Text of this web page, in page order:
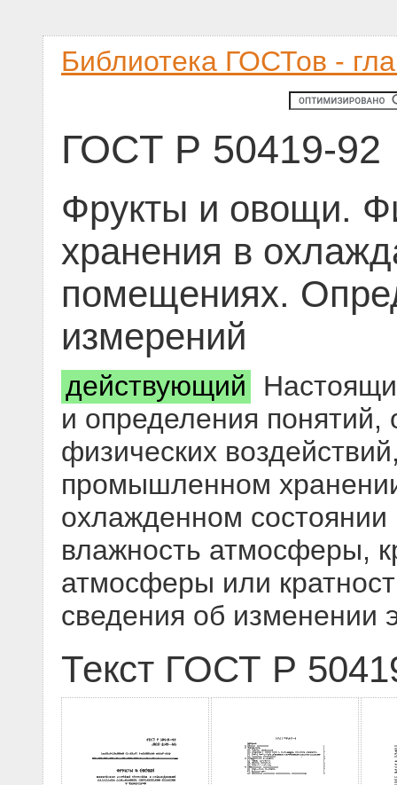
Библиотека ГОСТов -
ГОСТ Р 50419-92
Фрукты и овощи.
хранения в
помещениях.
измерений
действующий
и определения
физических
промышленном
охлажденном состоянии
влажность атмосферы,
атмосферы или
сведения об изменении
Текст ГОСТ Р